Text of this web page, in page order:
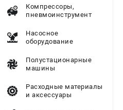
Компрессоры,
пневмоинструмент
Насосное
оборудование
Полустационарные
машины
Расходные материалы
и аксессуары